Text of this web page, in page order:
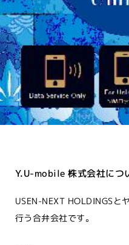
Y.U-mobile 株式会社につ
USEN-NEXT HOLDINGSと
行う合弁会社です。